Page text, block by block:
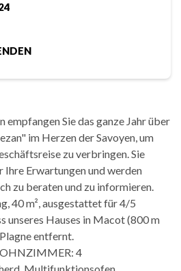
empfangen Sie das ganze Jahr über
im Herzen der Savoyen, um
zu verbringen. Sie
Ihre Erwartungen und werden
zu beraten und zu informieren.
40 m², ausgestattet für 4/5
unseres Hauses in Macot (800 m
entfernt.
4